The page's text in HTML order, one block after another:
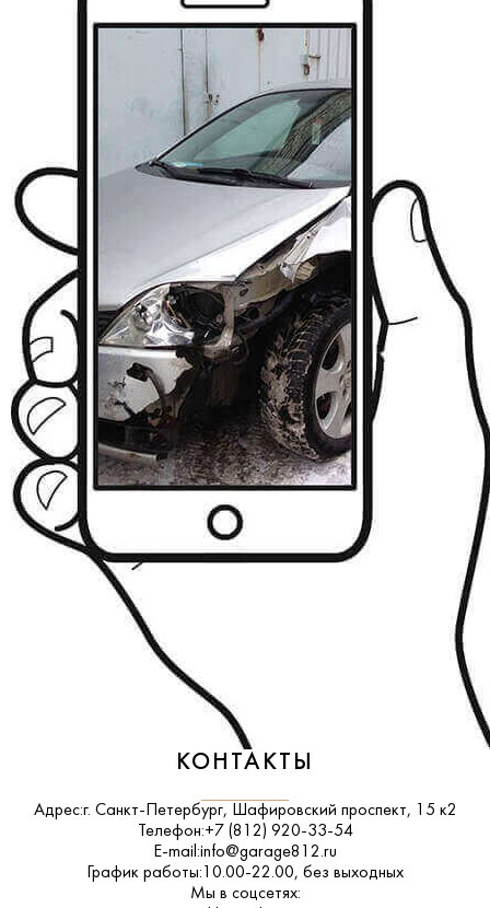
КОНТАКТЫ
Адрес:г. Санкт-Петербург, Шафировский проспект, 15 к2
Телефон:+7 (812) 920-33-54
E-mail:info@garage812.ru
График работы: 10.00-22.00, без выходных
Мы в соцсетях: